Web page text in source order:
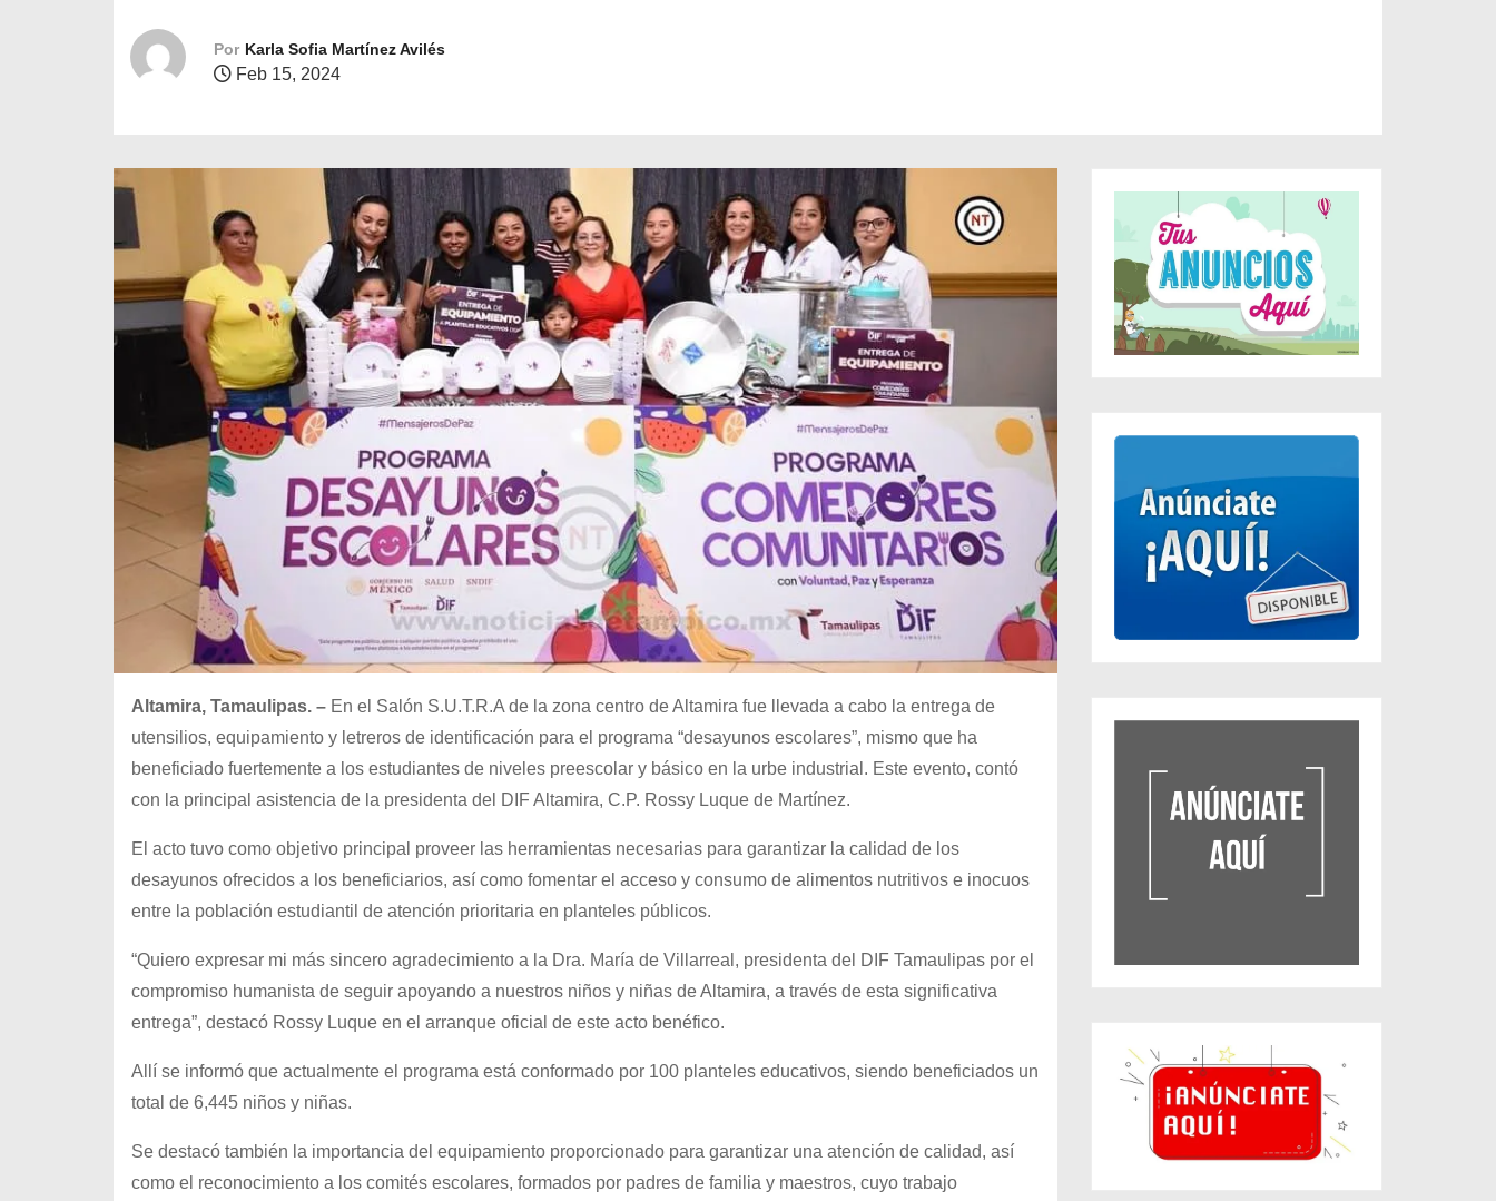
Por Karla Sofia Martínez Avilés
Feb 15, 2024
Altamira, Tamaulipas. – En el Salón S.U.T.R.A de la zona centro de Altamira fue llevada a cabo la entrega de
utensilios, equipamiento y letreros de identificación para el programa “desayunos escolares”, mismo que ha
beneficiado fuertemente a los estudiantes de niveles preescolar y básico en la urbe industrial. Este evento, contó
con la principal asistencia de la presidenta del DIF Altamira, C.P. Rossy Luque de Martínez.
El acto tuvo como objetivo principal proveer las herramientas necesarias para garantizar la calidad de los
desayunos ofrecidos a los beneficiarios, así como fomentar el acceso y consumo de alimentos nutritivos e inocuos
entre la población estudiantil de atención prioritaria en planteles públicos.
“Quiero expresar mi más sincero agradecimiento a la Dra. María de Villarreal, presidenta del DIF Tamaulipas por el
compromiso humanista de seguir apoyando a nuestros niños y niñas de Altamira, a través de esta significativa
entrega”, destacó Rossy Luque en el arranque oficial de este acto benéfico.
Allí se informó que actualmente el programa está conformado por 100 planteles educativos, siendo beneficiados un
total de 6,445 niños y niñas.
Se destacó también la importancia del equipamiento proporcionado para garantizar una atención de calidad, así
como el reconocimiento a los comités escolares, formados por padres de familia y maestros, cuyo trabajo